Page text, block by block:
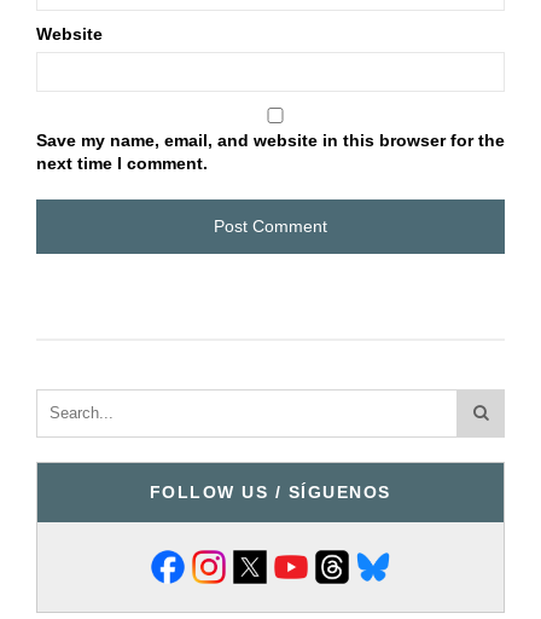
Website
Save my name, email, and website in this browser for the
next time I comment.
FOLLOW US / SÍGUENOS